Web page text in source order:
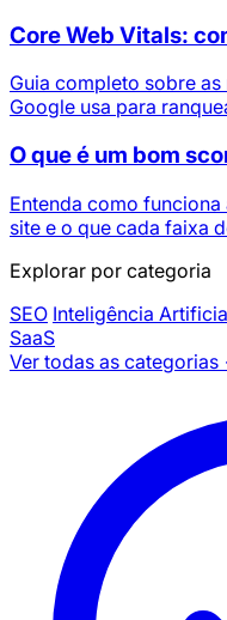
Core Web Vitals:
Guia completo sobre
Google usa para
O que é um bom
Entenda como
site e o que cada faixa
Explorar por categoria
SEO Inteligência
SaaS
Ver todas as